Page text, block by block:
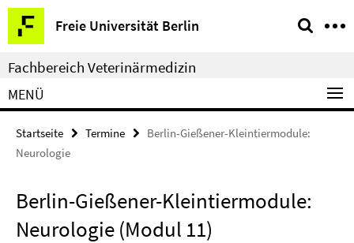
Springe
direkt
zu
Inhalt
Freie Universität Berlin
Service-
Navigation
Fachbereich Veterinärmedizin
MENÜ
Startseite Termine
Berlin-Gießener-Kleintiermodule:
Neurologie
Berlin-Gießener-Kleintiermodule:
Neurologie (Modul 11)